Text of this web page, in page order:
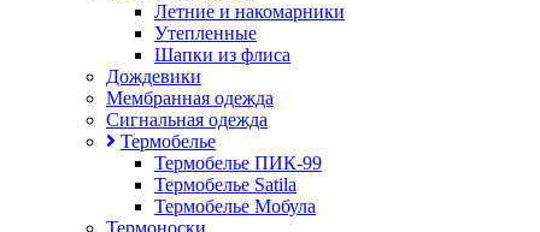
Летние и накомарники
Утепленные
Шапки из флиса
Дождевики
Мембранная одежда
Сигнальная одежда
Термобелье
Термобелье ПИК-99
Термобелье Satila
Термобелье Мобула
Термоноски